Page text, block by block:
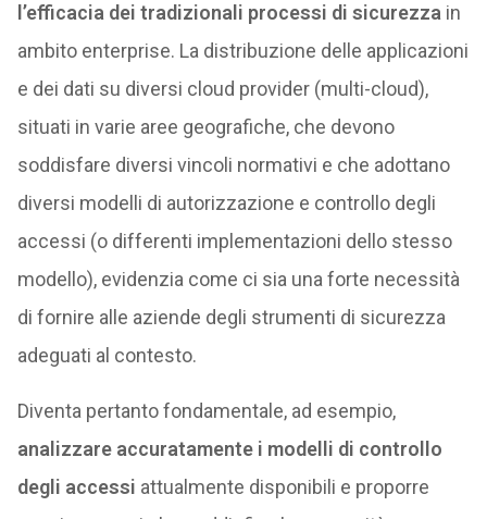
l’efficacia dei tradizionali processi di sicurezza in
ambito enterprise. La distribuzione delle applicazioni
e dei dati su diversi cloud provider (multi-cloud),
situati in varie aree geografiche, che devono
soddisfare diversi vincoli normativi e che adottano
diversi modelli di autorizzazione e controllo degli
accessi (o differenti implementazioni dello stesso
modello), evidenzia come ci sia una forte necessità
di fornire alle aziende degli strumenti di sicurezza
adeguati al contesto.
Diventa pertanto fondamentale, ad esempio,
analizzare accuratamente i modelli di controllo
degli accessi attualmente disponibili e proporre